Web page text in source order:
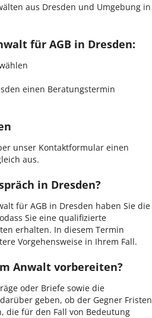
aus Dresden und Umgebung in
für AGB in Dresden:
einen Beratungstermin
unser Kontaktformular einen
aus.
in Dresden?
für AGB in Dresden haben Sie die
Sie eine qualifizierte
erhalten. In diesem Termin
Vorgehensweise in Ihrem Fall.
Anwalt vorbereiten?
oder Briefe sowie die
geben, ob der Gegner Fristen
die für den Fall von Bedeutung